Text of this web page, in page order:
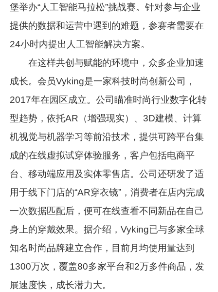
堡举办“人工智能马拉松”挑战赛。针对参与企业
提供的数据和运营中遇到的难题，参赛者需要在
24小时内提出人工智能解决方案。
在这样共创与赋能的环境中，众多企业加速
成长。会员Vyking是一家科技时尚创新公司，
2017年在园区成立。公司瞄准时尚行业数字化转
型趋势，依托AR（增强现实）、3D建模、计算
机视觉与机器学习等前沿技术，提供可跨平台集
成的在线虚拟试穿体验服务，客户包括电商平
台、移动端应用及实体零售店。公司还研发了适
用于线下门店的“AR穿衣镜”，消费者在店内完成
一次数据匹配后，便可在线查看不同新品在自己
身上的穿戴效果。据介绍，Vyking已与多家全球
知名时尚品牌建立合作，目前月均使用量达到
1300万次，覆盖80多家平台和2万多件商品，发
展速度快，成长潜力大。